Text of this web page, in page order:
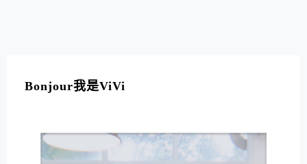
Bonjour我是ViVi